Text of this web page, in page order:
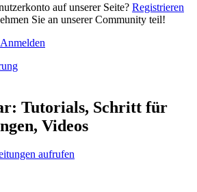
auf unserer Seite? Registrieren
Sie an unserer Community teil!
Anmelden
Tutorials, Schritt für
Videos
aufrufen